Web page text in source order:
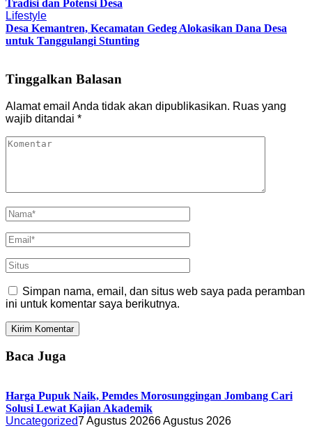
Tradisi dan Potensi Desa
Lifestyle
Desa Kemantren, Kecamatan Gedeg Alokasikan Dana Desa
untuk Tanggulangi Stunting
Tinggalkan Balasan
Alamat email Anda tidak akan dipublikasikan. Ruas yang
wajib ditandai *
Simpan nama, email, dan situs web saya pada peramban
ini untuk komentar saya berikutnya.
Baca Juga
Harga Pupuk Naik, Pemdes Morosunggingan Jombang Cari
Solusi Lewat Kajian Akademik
Uncategorized7 Agustus 20266 Agustus 2026